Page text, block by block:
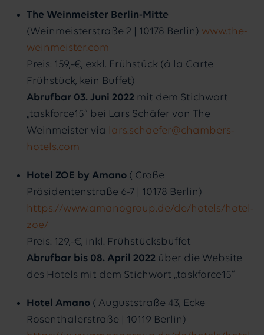
The Weinmeister Berlin-Mitte
(Weinmeisterstraße 2 | 10178 Berlin) www.the-
weinmeister.com
Preis: 159,-€, exkl. Frühstück (á la Carte
Frühstück, kein Buffet)
Abrufbar 03. Juni 2022 mit dem Stichwort
„taskforce15“ bei Lars Schäfer von The
Weinmeister via lars.schaefer@chambers-
hotels.com
Hotel ZOE by Amano ( Große
Präsidentenstraße 6-7 | 10178 Berlin)
https://www.amanogroup.de/de/hotels/hotel-
zoe/
Preis: 129,-€, inkl. Frühstücksbuffet
Abrufbar bis 08. April 2022 über die Website
des Hotels mit dem Stichwort „taskforce15“
Hotel Amano ( Auguststraße 43, Ecke
Rosenthalerstraße | 10119 Berlin)